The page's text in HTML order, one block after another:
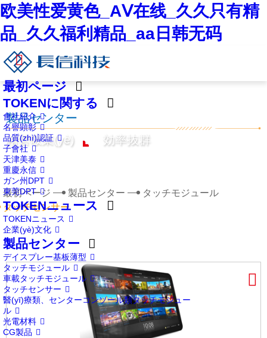
欧美性爱黄色_AⅤ在线_久久只有精
品_久久福利精品_aa日韩无码
最初ページ
TOKENに関する
會社紹介
名譽顕彰
品質(zhì)認証
子會社
天津美泰
重慶永信
ガン州DPT
東莞DPT
TOKENニュース
TOKENニュース
企業(yè)文化
製品センター
デイスプレー基板薄型
タッチモジュール
車載タッチモジュール
タッチセンサー
醫(yī)療類、センターコンソール類タッチモジュー
ル
光電材料
CG製品
製品センター
精蕓敬業(yè)
効率抜群
最初ページ 製品センター
タッチモジュール
タッチセンサー